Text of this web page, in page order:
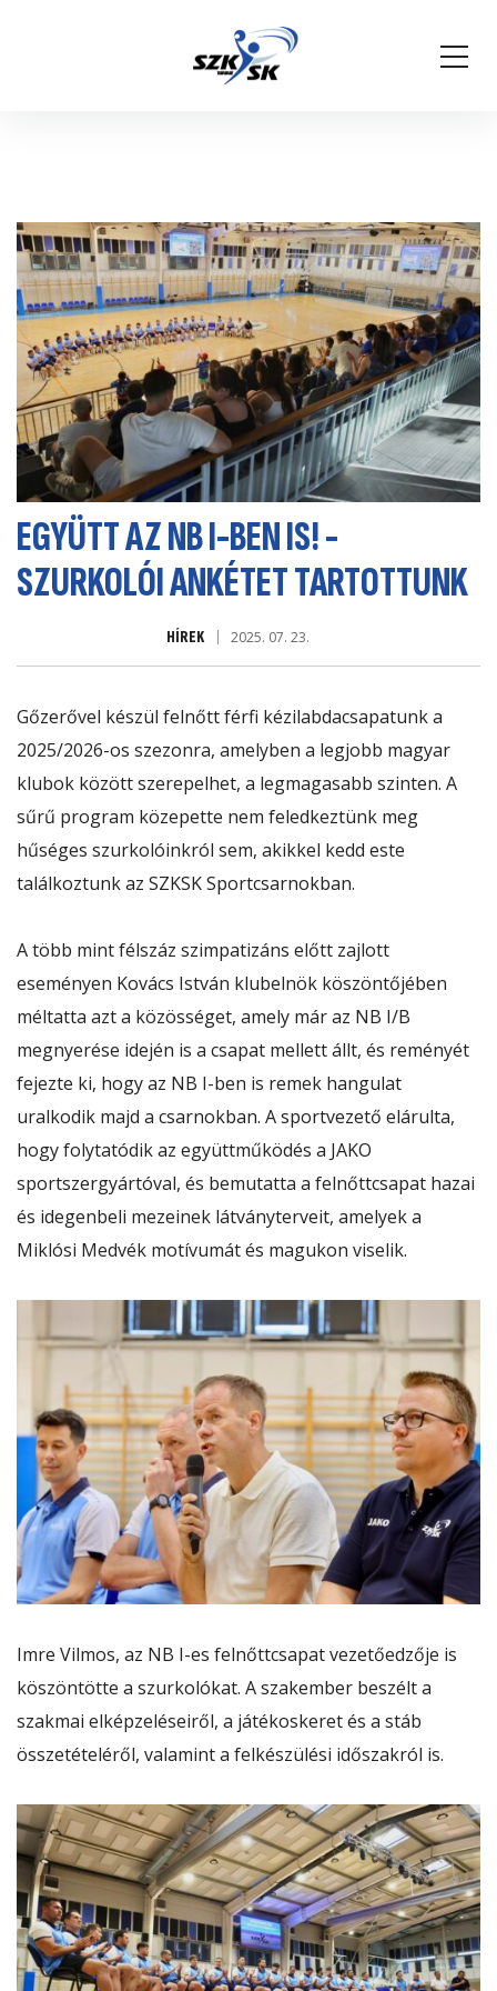
EGYÜTT AZ NB I-BEN IS! -
SZURKOLÓI ANKÉTET TARTOTTUNK
HÍREK 2025. 07. 23.
Gőzerővel készül felnőtt férfi kézilabdacsapatunk a
2025/2026-os szezonra, amelyben a legjobb magyar
klubok között szerepelhet, a legmagasabb szinten. A
sűrű program közepette nem feledkeztünk meg
hűséges szurkolóinkról sem, akikkel kedd este
találkoztunk az SZKSK Sportcsarnokban.
A több mint félszáz szimpatizáns előtt zajlott
eseményen Kovács István klubelnök köszöntőjében
méltatta azt a közösséget, amely már az NB I/B
megnyerése idején is a csapat mellett állt, és reményét
fejezte ki, hogy az NB I-ben is remek hangulat
uralkodik majd a csarnokban. A sportvezető elárulta,
hogy folytatódik az együttműködés a JAKO
sportszergyártóval, és bemutatta a felnőttcsapat hazai
és idegenbeli mezeinek látványterveit, amelyek a
Miklósi Medvék motívumát és magukon viselik.
Imre Vilmos, az NB I-es felnőttcsapat vezetőedzője is
köszöntötte a szurkolókat. A szakember beszélt a
szakmai elképzeléseiről, a játékoskeret és a stáb
összetételéről, valamint a felkészülési időszakról is.